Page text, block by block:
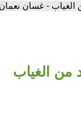
- غسان نعمان
من الغياب